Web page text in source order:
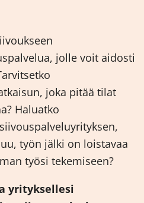
jolle voit aidosti
joka pitää tilat
Haluatko
työn jälki on loistavaa
työsi tekemiseen?
yrityksellesi